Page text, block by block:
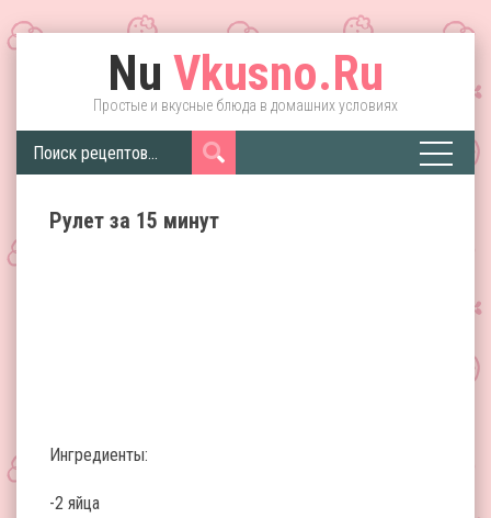
Nu Vkusno.Ru
Простые и вкусные блюда в домашних условиях
Рулет за 15 минут
Ингредиенты:
-2 яйца